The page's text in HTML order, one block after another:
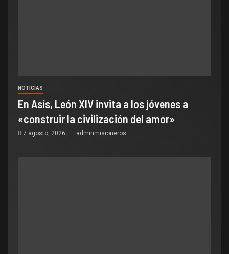
NOTICIAS
En Asís, León XIV invita a los jóvenes a
«construir la civilización del amor»
7 agosto, 2026 adminmisioneros